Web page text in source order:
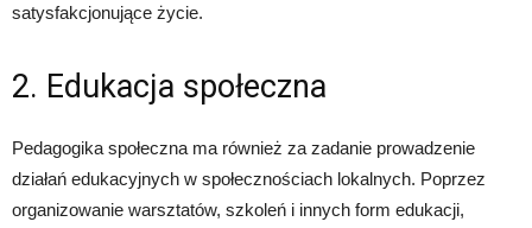
satysfakcjonujące życie.
2. Edukacja społeczna
Pedagogika społeczna ma również za zadanie prowadzenie
działań edukacyjnych w społecznościach lokalnych. Poprzez
organizowanie warsztatów, szkoleń i innych form edukacji,